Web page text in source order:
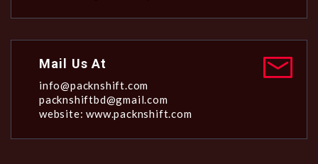
Mail Us At
info@packnshift.com
packnshiftbd@gmail.com
website: www.packnshift.com